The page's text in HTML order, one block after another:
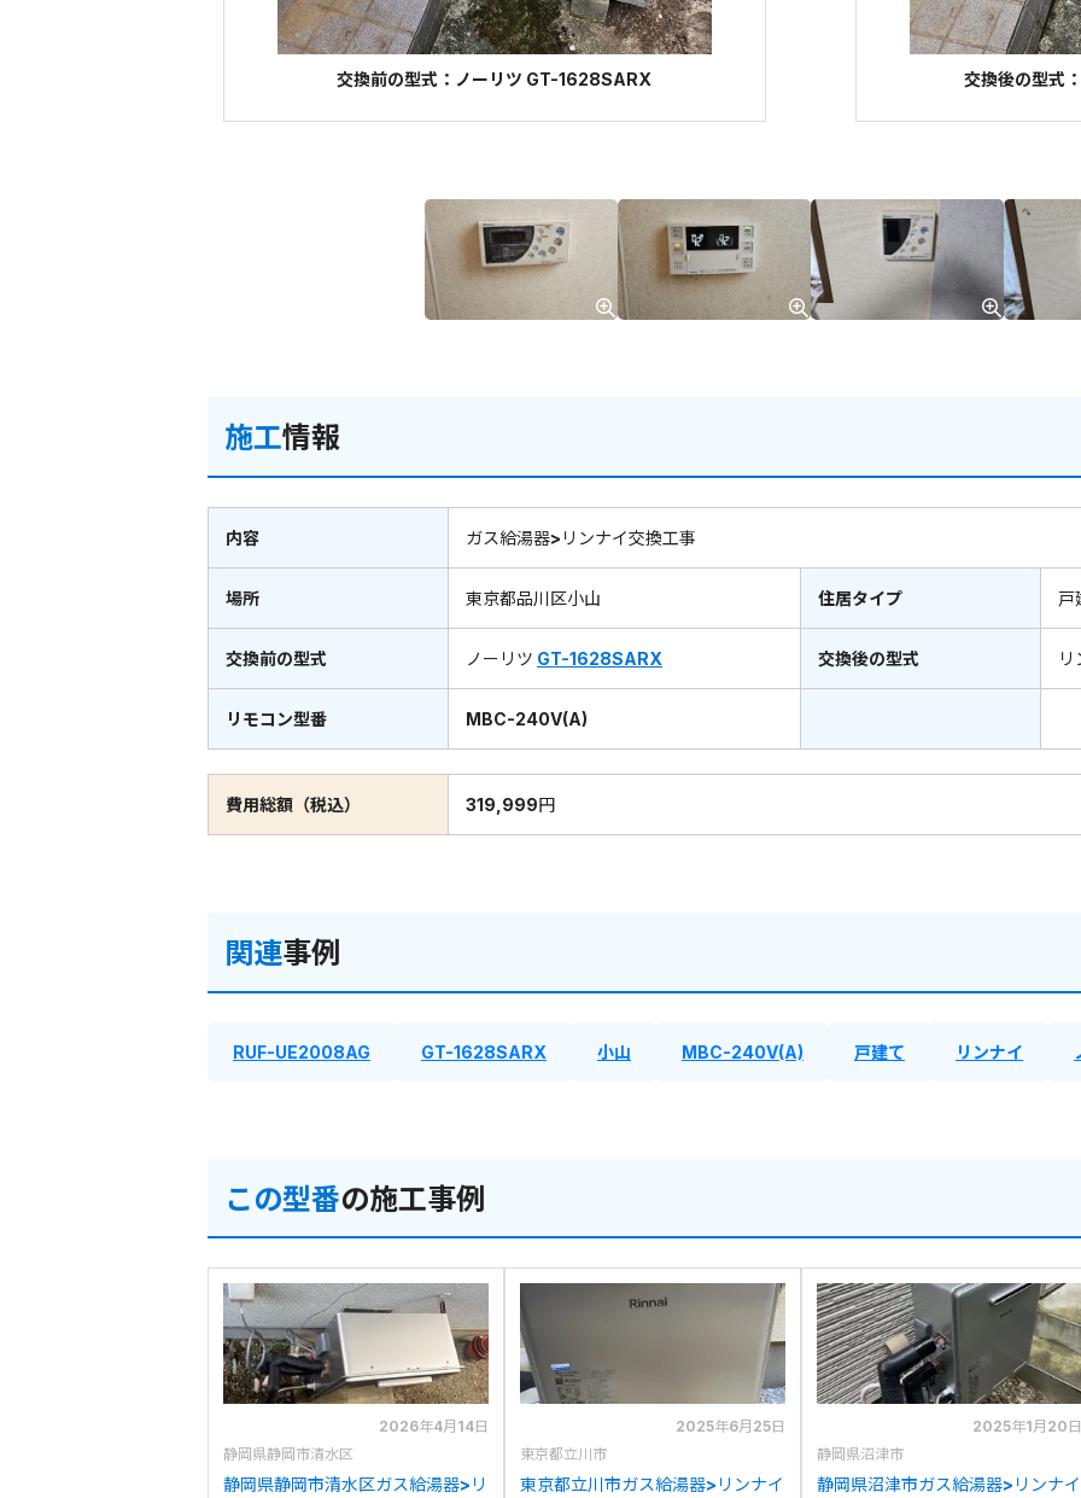
交換前の型式：ノーリツ GT-1628SARX 交換後の型式
施工情報
内容 ガス給湯器>リンナイ交換工事
場所 東京都品川区小山 住居タイプ 戸
交換前の型式 ノーリツ GT-1628SARX 交換後の型式
リモコン型番 MBC-240V(A)
費用総額（税込） 319,999円
関連事例
RUF-UE2008AG GT-1628SARX 小山 MBC-240V(A) 戸建て リンナイ
この型番の施工事例
2026年4月14日
静岡県静岡市清水区
静岡県静岡市清水区ガス給湯器>リ
2025年6月25日
東京都立川市
東京都立川市ガス給湯器>リンナイ
2025年1月20日
静岡県沼津市
静岡県沼津市ガス給湯器>リンナイ